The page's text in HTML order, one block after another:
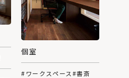
個室
#ワークスペース #書斎